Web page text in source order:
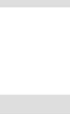
一代的深切提
三方面專業著
教育。這就是